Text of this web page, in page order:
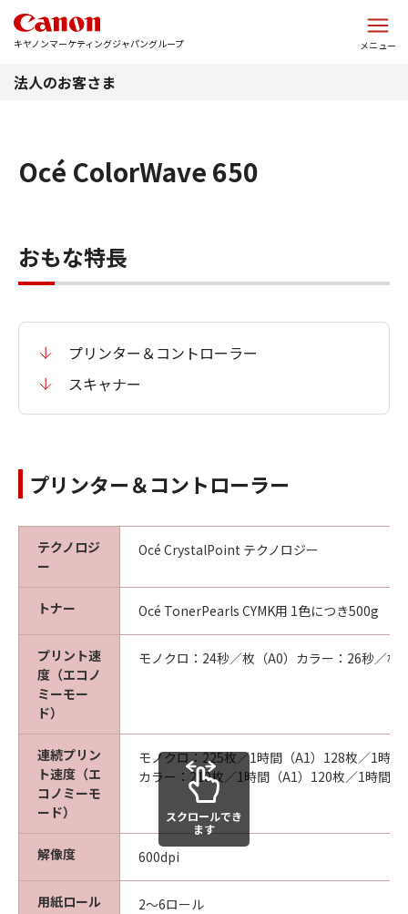
キヤノンマーケティングジャパングループ メニュー
法人のお客さま
Océ ColorWave 650
おもな特長
プリンター＆コントローラー
スキャナー
プリンター＆コントローラー
テクノロジ
ー
Océ CrystalPoint テクノロジー
トナー Océ TonerPearls CYMK用 1色につき500g
プリント速
度（エコノ
ミーモー
ド）
モノクロ：24秒／枚（A0）カラー：26秒／枚
連続プリン
ト速度（エ
コノミーモ
ード）
モノクロ：225枚／1時間（A1）128枚／1時間
カラー：210枚／1時間（A1）120枚／1時間（
解像度 600dpi
用紙ロール 2～6ロール
スクロールでき
ます